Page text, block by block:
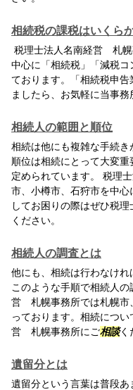
相続税の課税はいくら
税理士法人名南経営 札幌
中心に「相続税」「減税
ております。「相続税申
ましたら、お気軽に当事務
相続人の範囲と順位
相続は他にも複雑な手続き
順位は相続にとって大変
定められています。 税理
市、小樽市、石狩市を中心
してお困りの際はぜひ税
ください。
相続人の調査とは
他にも、相続は行わなけれ
このような手順で相続人
営 札幌事務所では札幌市
っております。相続につ
営 札幌事務所にご相談く
遺留分とは
遺留分という言葉は普段